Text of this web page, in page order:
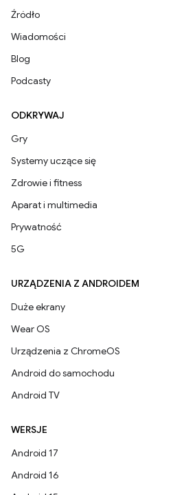
Źródło
Wiadomości
Blog
Podcasty
ODKRYWAJ
Gry
Systemy uczące się
Zdrowie i fitness
Aparat i multimedia
Prywatność
5G
URZĄDZENIA Z ANDROIDEM
Duże ekrany
Wear OS
Urządzenia z ChromeOS
Android do samochodu
Android TV
WERSJE
Android 17
Android 16